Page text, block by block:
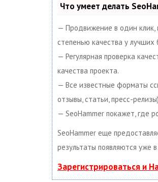
Что умеет делать
— Продвижение в один клик,
степенью качества у лучших
— Регулярная проверка
качества проекта.
— Все известные форматы
отзывы, статьи, пресс-
— SeoHammer покажет, где
SeoHammer еще
результаты появляются уже
Зарегистрироваться и